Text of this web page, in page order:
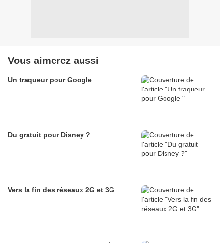
Vous aimerez aussi
Un traqueur pour Google
Du gratuit pour Disney ?
Vers la fin des réseaux 2G et 3G